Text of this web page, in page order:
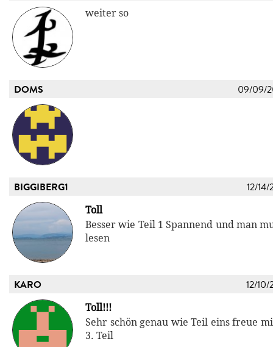
weiter so
DOMS 09/09/
BIGGIBERG1 12/14/
Toll
Besser wie Teil 1 Spannend und man
lesen
KARO 12/10/
Toll!!!
Sehr schön genau wie Teil eins freue
3. Teil